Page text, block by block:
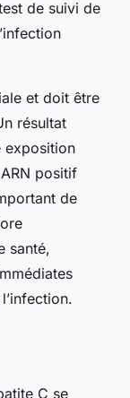
de suivi de
et doit être
résultat
exposition
positif
de
santé,
C se